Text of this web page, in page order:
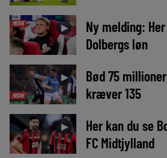
MEDIE ►
Ny melding:
Dolbergs løn
MEDIE
►
Bød 75
kræver 135
►
Her kan du se
FC Midtjylland